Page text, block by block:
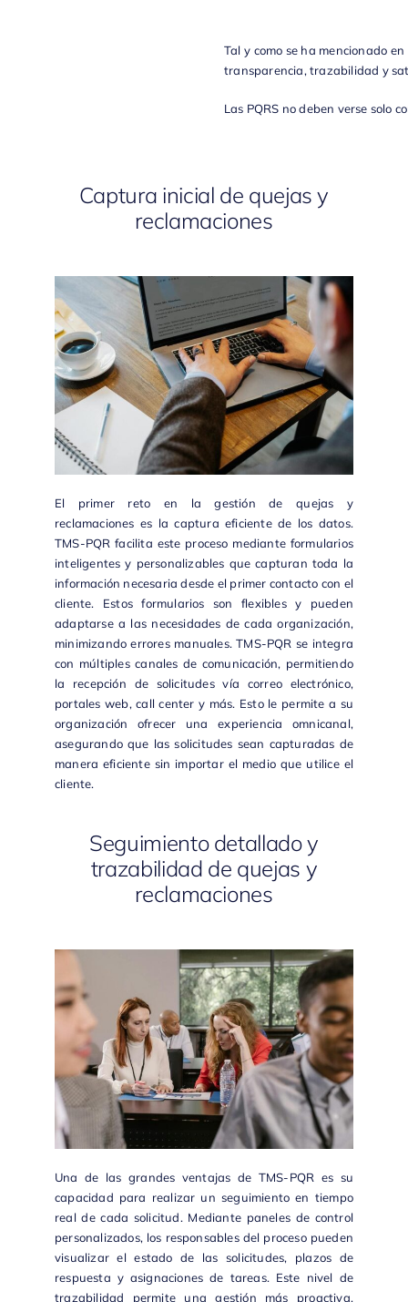
Tal y como se ha mencionado
transparencia, trazabilidad y
Las PQRS no deben verse solo
Captura inicial de quejas y
reclamaciones
El primer reto en la gestión de quejas y
reclamaciones es la captura eficiente de los datos.
TMS-PQR facilita este proceso mediante formularios
inteligentes y personalizables que capturan toda la
información necesaria desde el primer contacto con el
cliente. Estos formularios son flexibles y pueden
adaptarse a las necesidades de cada organización,
minimizando errores manuales.TMS-PQR se integra
con múltiples canales de comunicación, permitiendo
la recepción de solicitudes vía correo electrónico,
portales web, call center y más. Esto le permite a su
organización ofrecer una experiencia omnicanal,
asegurando que las solicitudes sean capturadas de
manera eficiente sin importar el medio que utilice el
cliente.
Seguimiento detallado y
trazabilidad de quejas y
reclamaciones
Una de las grandes ventajas de TMS-PQR es su
capacidad para realizar un seguimiento en tiempo
real de cada solicitud. Mediante paneles de control
personalizados, los responsables del proceso pueden
visualizar el estado de las solicitudes, plazos de
respuesta y asignaciones de tareas. Este nivel de
trazabilidad permite una gestión más proactiva,